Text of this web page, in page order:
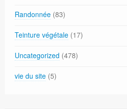
Randonnée (83)
Teinture végétale (17)
Uncategorized (478)
vie du site (5)